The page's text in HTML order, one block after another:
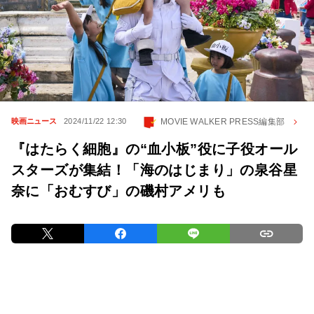
映画ニュース 2024/11/22 12:30 MOVIE WALKER PRESS編集部
『はたらく細胞』の“血小板”役に子役オール
スターズが集結！「海のはじまり」の泉谷星
奈に「おむすび」の磯村アメリも